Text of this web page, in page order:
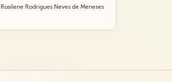
Rosilene Rodrigues Neves de Meneses